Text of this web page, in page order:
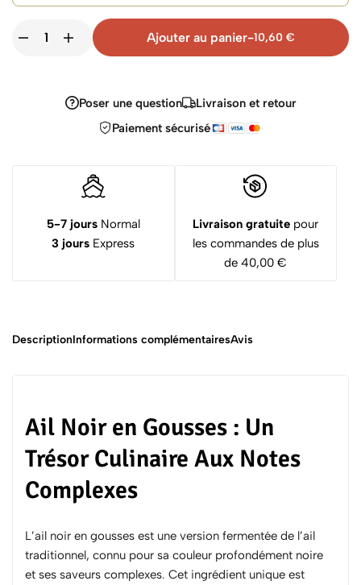
Ajouter au panier-10,60 €
Poser une question
Livraison et retour
Paiement sécurisé
5-7 joursNormal
3 jours Express
Livraison gratuite pour
les commandes de plus
de 40,00 €
DescriptionInformations complémentairesAvis
Ail Noir en Gousses : Un
Trésor Culinaire Aux Notes
Complexes
L’ail noir en gousses est une version fermentée de l’ail
traditionnel, connu pour sa couleur profondément noire
et ses saveurs complexes. Cet ingrédient unique est